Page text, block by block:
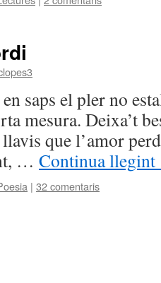
saps el pler no
mesura. Deixa’t
que l’amor
… Continua llegint
| 32 comentaris